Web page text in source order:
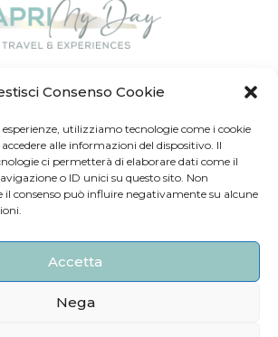
Consenso Cookie
utilizziamo tecnologie come i cookie
alle informazioni del dispositivo. Il
ci permetterà di elaborare dati come il
o ID unici su questo sito. Non
il consenso può influire negativamente su alcune
Accetta
Nega
3 | 80071 Anacapri (NA)
333 168 8965
334 215 0106
892 7975